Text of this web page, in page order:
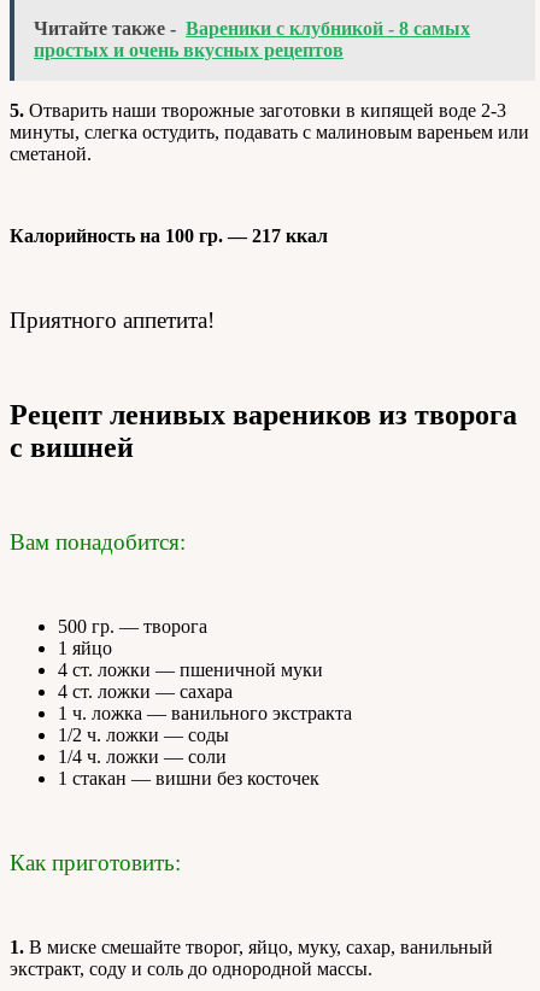
Читайте также - Вареники с клубникой - 8 самых
простых и очень вкусных рецептов
5. Отварить наши творожные заготовки в кипящей воде 2-3
минуты, слегка остудить, подавать с малиновым вареньем или
сметаной.
Калорийность на 100 гр. — 217 ккал
Приятного аппетита!
Рецепт ленивых вареников из творога
с вишней
Вам понадобится:
500 гр. — творога
1 яйцо
4 ст. ложки — пшеничной муки
4 ст. ложки — сахара
1 ч. ложка — ванильного экстракта
1/2 ч. ложки — соды
1/4 ч. ложки — соли
1 стакан — вишни без косточек
Как приготовить:
1. В миске смешайте творог, яйцо, муку, сахар, ванильный
экстракт, соду и соль до однородной массы.